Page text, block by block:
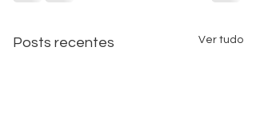
Posts recentes Ver tudo